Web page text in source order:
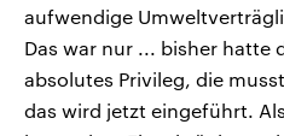
aufwendige
Das war nur ... bisher hatte
absolutes Privileg, die
das wird jetzt eingeführt.